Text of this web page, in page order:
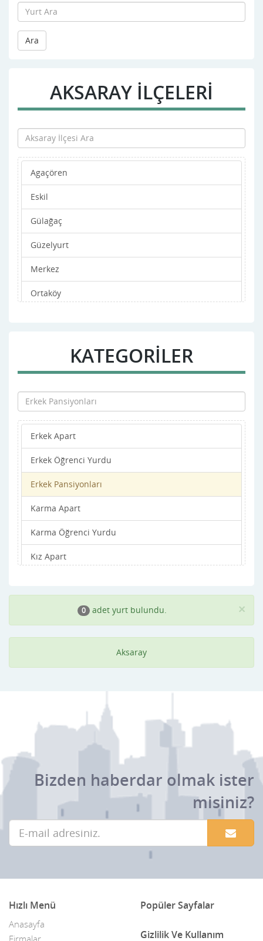
Ara
AKSARAY İLÇELERİ
Agaçören
Eskil
Gülağaç
Güzelyurt
Merkez
Ortaköy
KATEGORİLER
Erkek Apart
Erkek Öğrenci Yurdu
Erkek Pansiyonları
Karma Apart
Karma Öğrenci Yurdu
Kız Apart
Kız Pansiyonları ×
0 adet yurt bulundu.
Aksaray
Bizden haberdar olmak ister
misiniz?
Hızlı Menü
Anasayfa
Popüler Sayfalar
Gizlilik Ve Kullanım